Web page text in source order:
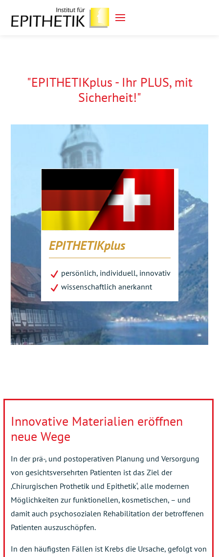
"EPITHETIKplus - Ihr PLUS, mit
Sicherheit!"
EPITHETIKplus
persönlich, individuell, innovativ
wissenschaftlich anerkannt
Innovative Materialien eröffnen
neue Wege
In der prä-, und postoperativen Planung und Versorgung
von gesichtsversehrten Patienten ist das Ziel der
‚Chirurgischen Prothetik und Epithetik‘, alle modernen
Möglichkeiten zur funktionellen, kosmetischen, – und
damit auch psychosozialen Rehabilitation der betroffenen
Patienten auszuschöpfen.
In den häufigsten Fällen ist Krebs die Ursache, gefolgt von